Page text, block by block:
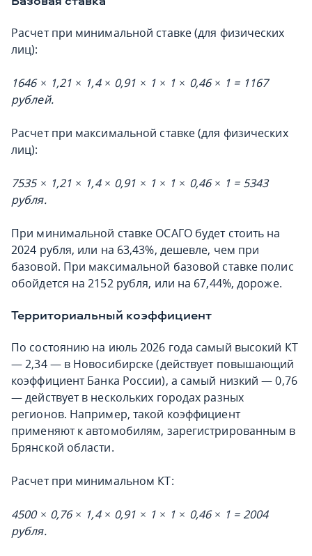
Расчет при минимальной ставке (для физических
лиц):
1646 × 1,21 × 1,4 × 0,91 × 1 × 1 × 0,46 × 1 = 1167
рублей.
Расчет при максимальной ставке (для физических
лиц):
7535 × 1,21 × 1,4 × 0,91 × 1 × 1 × 0,46 × 1 = 5343
рубля.
При минимальной ставке ОСАГО будет стоить на
2024 рубля, или на 63,43%, дешевле, чем при
базовой. При максимальной базовой ставке полис
обойдется на 2152 рубля, или на 67,44%, дороже.
Территориальный коэффициент
По состоянию на июль 2026 года самый высокий КТ
— 2,34 — в Новосибирске (действует повышающий
коэффициент Банка России), а самый низкий — 0,76
— действует в нескольких городах разных
регионов. Например, такой коэффициент
применяют к автомобилям, зарегистрированным в
Брянской области.
Расчет при минимальном КТ:
4500 × 0,76 × 1,4 × 0,91 × 1 × 1 × 0,46 × 1 = 2004
рубля.